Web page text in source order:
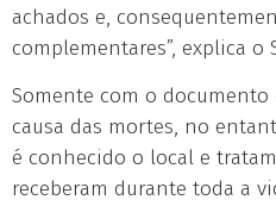
achados e,
complementares”, explica o
Somente com o
causa das mortes, no
é conhecido o local e
receberam durante toda a